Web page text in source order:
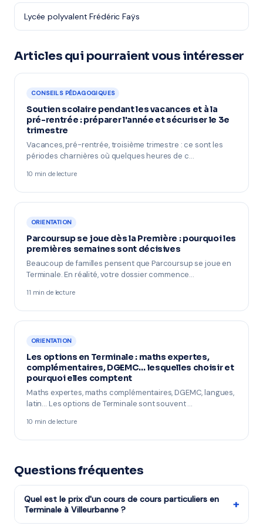
Lycée polyvalent Frédéric Faÿs
Articles qui pourraient vous intéresser
CONSEILS PÉDAGOGIQUES
Soutien scolaire pendant les vacances et à la
pré-rentrée : préparer l'année et sécuriser le 3e
trimestre
Vacances, pré-rentrée, troisième trimestre : ce sont les
périodes charnières où quelques heures de c…
10 min de lecture
ORIENTATION
Parcoursup se joue dès la Première : pourquoi les
premières semaines sont décisives
Beaucoup de familles pensent que Parcoursup se joue en
Terminale. En réalité, votre dossier commence…
11 min de lecture
ORIENTATION
Les options en Terminale : maths expertes,
complémentaires, DGEMC… lesquelles choisir et
pourquoi elles comptent
Maths expertes, maths complémentaires, DGEMC, langues,
latin… Les options de Terminale sont souvent …
10 min de lecture
Questions fréquentes
Quel est le prix d'un cours de cours particuliers en
Terminale à Villeurbanne ?
+